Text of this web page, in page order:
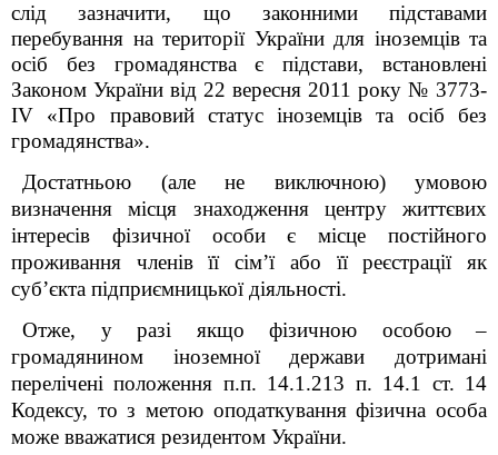
слід зазначити, що законними підставами
перебування на території України для іноземців та
осіб без громадянства є підстави, встановлені
Законом України від 22 вересня 2011 року № 3773-
IV «Про правовий статус іноземців та осіб без
громадянства».
Достатньою (але не виключною) умовою
визначення місця знаходження центру життєвих
інтересів фізичної особи є місце постійного
проживання членів її сім’ї або її реєстрації як
суб’єкта підприємницької діяльності.
Отже, у разі якщо фізичною особою –
громадянином іноземної держави дотримані
перелічені положення п.п. 14.1.213 п. 14.1 ст. 14
Кодексу, то з метою оподаткування фізична особа
може вважатися резидентом України.